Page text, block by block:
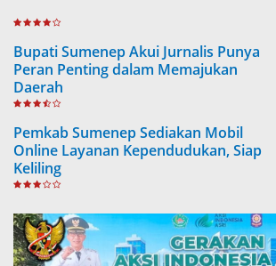
Bupati Sumenep Akui Jurnalis Punya
Peran Penting dalam Memajukan
Daerah
Pemkab Sumenep Sediakan Mobil
Online Layanan Kependudukan, Siap
Keliling